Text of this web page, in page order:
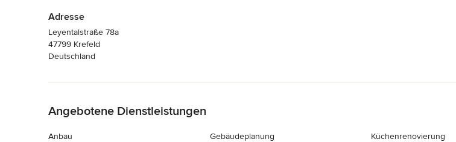
Adresse
Leyentalstraße 78a
47799 Krefeld
Deutschland
Angebotene Dienstleistungen
Anbau
Gebäudeplanung
Küchenrenovierung